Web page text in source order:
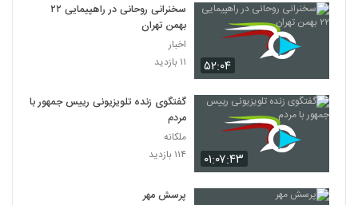
۵۲:۰۴
سخنرانی روحانی در راهپیمایی ۲۲
بهمن تهران
اخبار
۱۱ بازدید
۰۱:۰۷:۴۳
گفتگوی زنده تلویزیونی رییس جمهور با
مردم
ملکانه
۱۱۴ بازدید
پرسش مهر